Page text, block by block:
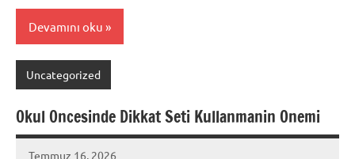
Devamını oku
Uncategorized
Okul Oncesinde Dikkat Seti Kullanmanin Onemi
Temmuz 16, 2026